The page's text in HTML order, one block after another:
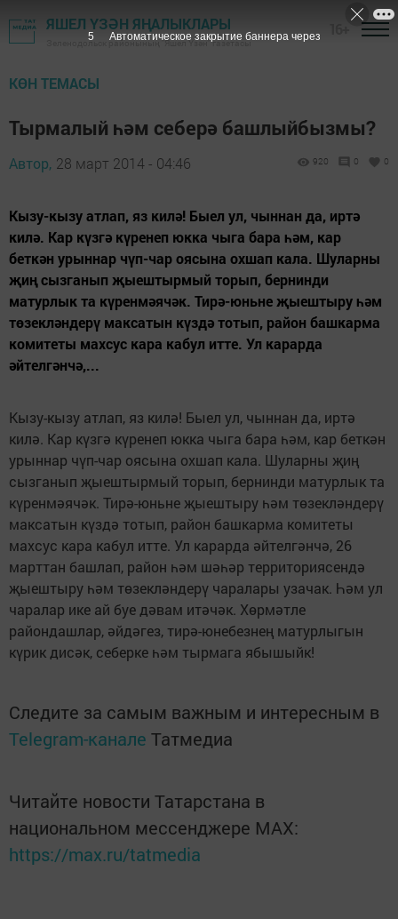
ЯШЕЛ ҮЗӘН ЯҢАЛЫКЛАРЫ
Зеленодольск районының "Яшел Үзән" газетасы
КӨН ТЕМАСЫ
Тырмалый һәм себерә башлыйбызмы?
Автор, 28 март 2014 - 04:46 920 0 0
Кызу-кызу атлап, яз килә! Быел ул, чыннан да, иртә
килә. Кар күзгә күренеп юкка чыга бара һәм, кар
беткән урыннар чүп-чар оясына охшап кала. Шуларны
җиң сызганып җыештырмый торып, бернинди
матурлык та күренмәячәк. Тирә-юньне җыештыру һәм
төзекләндерү максатын күздә тотып, район башкарма
комитеты махсус кара кабул итте. Ул карарда
әйтелгәнчә,...
Кызу-кызу атлап, яз килә! Быел ул, чыннан да, иртә
килә. Кар күзгә күренеп юкка чыга бара һәм, кар беткән
урыннар чүп-чар оясына охшап кала. Шуларны җиң
сызганып җыештырмый торып, бернинди матурлык та
күренмәячәк. Тирә-юньне җыештыру һәм төзекләндерү
максатын күздә тотып, район башкарма комитеты
махсус кара кабул итте. Ул карарда әйтелгәнчә, 26
марттан башлап, район һәм шәһәр территориясендә
җыештыру һәм төзекләндерү чаралары узачак. Һәм ул
чаралар ике ай буе дәвам итәчәк. Хөрмәтле
райондашлар, әйдәгез, тирә-юнебезнең матурлыгын
күрик дисәк, себерке һәм тырмага ябышыйк!
Следите за самым важным и интересным в
Telegram-канале Татмедиа
Читайте новости Татарстана в
национальном мессенджере MАХ:
https://max.ru/tatmedia
5 Автоматическое закрытие баннера через